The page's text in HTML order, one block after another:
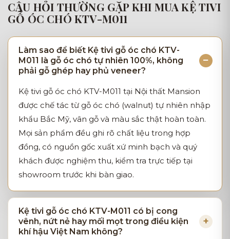
CÂU HỎI THƯỜNG GẶP KHI MUA KỆ TIVI
GỖ ÓC CHÓ KTV-M011
Làm sao để biết Kệ tivi gỗ óc chó KTV-
M011 là gỗ óc chó tự nhiên 100%, không
phải gỗ ghép hay phủ veneer?
Kệ tivi gỗ óc chó KTV-M011 tại Nội thất Mansion
được chế tác từ gỗ óc chó (walnut) tự nhiên nhập
khẩu Bắc Mỹ, vân gỗ và màu sắc thật hoàn toàn.
Mọi sản phẩm đều ghi rõ chất liệu trong hợp
đồng, có nguồn gốc xuất xứ minh bạch và quý
khách được nghiệm thu, kiểm tra trực tiếp tại
showroom trước khi bàn giao.
Kệ tivi gỗ óc chó KTV-M011 có bị cong
vênh, nứt nẻ hay mối mọt trong điều kiện
khí hậu Việt Nam không?